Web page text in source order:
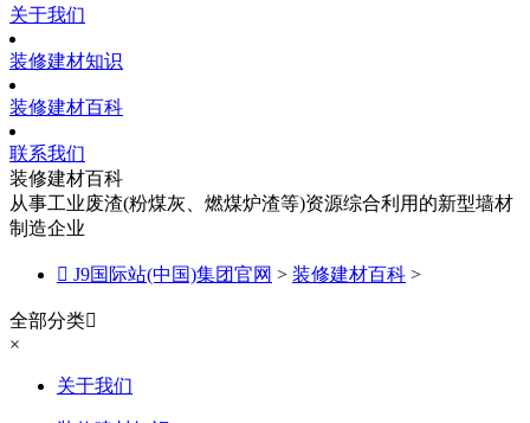
关于我们
装修建材知识
装修建材百科
联系我们
装修建材百科
从事工业废渣(粉煤灰、燃煤炉渣等)资源综合利用的新型墙材
制造企业
 J9国际站(中国)集团官网 > 装修建材百科 >
全部分类
×
关于我们